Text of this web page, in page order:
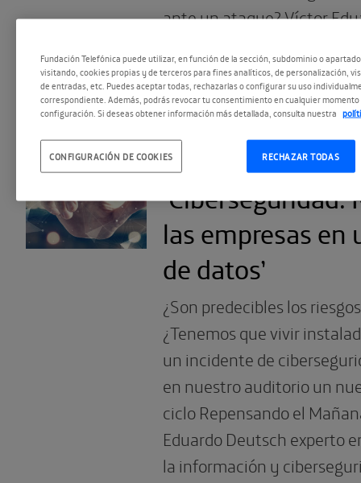
ante un ataque? Víctor
30.11.2022
Repensando el
‘Ciberseguridad.
las empresas en
de datos’
¿Son predecibles los
¿Tenemos que vivir
un incidente de
en nuestro auditorio un
ciclo Repensando el
Eduardo Deutsch experto
la información y
Fundación Telefónica puede utilizar, en función de la sección, subdominio o
visitando, cookies propias y de terceros para fines analíticos, de personalización,
de entradas, etc. Puedes aceptar todas, rechazarlas o configurar su uso
correspondiente. Además, podrás revocar tu consentimiento en cualquier momento
configuración. Si deseas obtener información más detallada, consulta nuestra
RECHAZAR TODAS
CONFIGURACIÓN DE COOKIES